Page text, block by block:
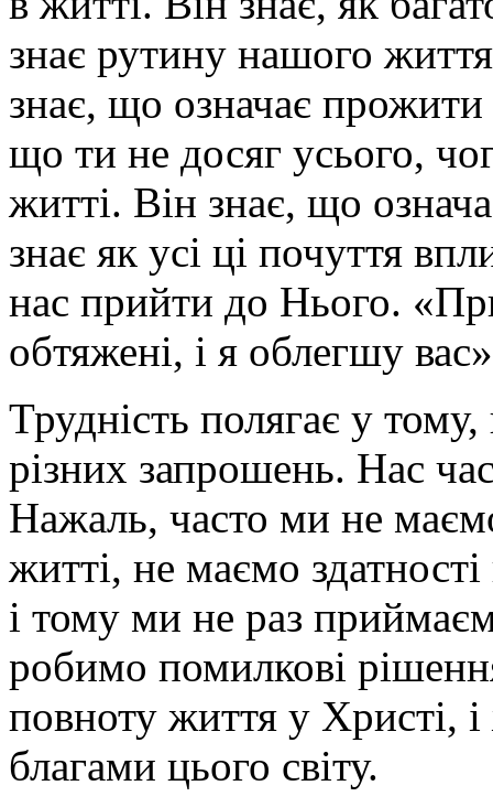
знає рутину нашого
знає, що означає
що ти не досяг усього,
житті. Він знає, що
знає як усі ці почуття
нас прийти до Нього.
обтяжені, і я облегшу
Трудність полягає у
різних запрошень. Нас
Нажаль, часто ми не
житті, не маємо
і тому ми не раз
робимо помилкові
повноту життя у Христі,
благами цього світу.